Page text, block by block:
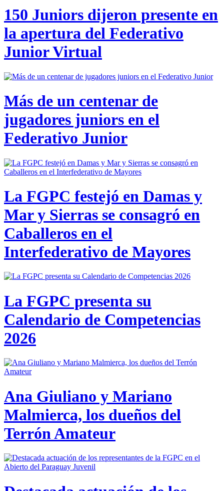
150 Juniors dijeron presente en
la apertura del Federativo
Junior Virtual
Más de un centenar de
jugadores juniors en el
Federativo Junior
La FGPC festejó en Damas y
Mar y Sierras se consagró en
Caballeros en el
Interfederativo de Mayores
La FGPC presenta su
Calendario de Competencias
2026
Ana Giuliano y Mariano
Malmierca, los dueños del
Terrón Amateur